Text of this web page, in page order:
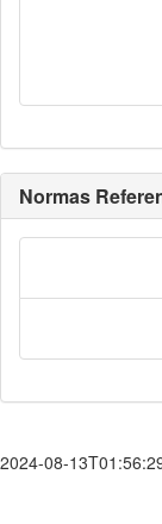
Normas
2024-08-